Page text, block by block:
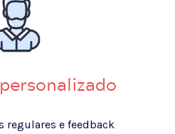
regulares e feedback